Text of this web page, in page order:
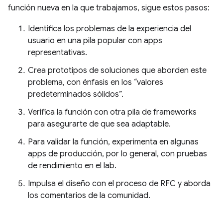
función nueva en la que trabajamos, sigue estos pasos:
Identifica los problemas de la experiencia del
usuario en una pila popular con apps
representativas.
Crea prototipos de soluciones que aborden este
problema, con énfasis en los “valores
predeterminados sólidos”.
Verifica la función con otra pila de frameworks
para asegurarte de que sea adaptable.
Para validar la función, experimenta en algunas
apps de producción, por lo general, con pruebas
de rendimiento en el lab.
Impulsa el diseño con el proceso de RFC y aborda
los comentarios de la comunidad.